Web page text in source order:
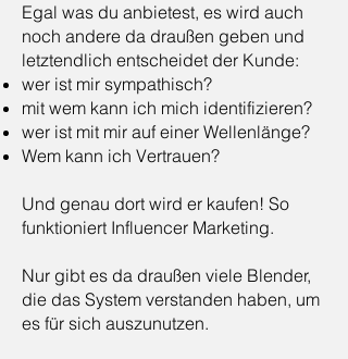
Egal was du anbietest, es wird auch
noch andere da draußen geben und
letztendlich entscheidet der Kunde:
wer ist mir sympathisch?
mit wem kann ich mich identifizieren?
wer ist mit mir auf einer Wellenlänge?
Wem kann ich Vertrauen?
Und genau dort wird er kaufen! So
funktioniert Influencer Marketing.
Nur gibt es da draußen viele Blender,
die das System verstanden haben, um
es für sich auszunutzen.